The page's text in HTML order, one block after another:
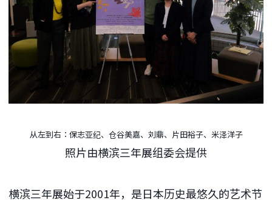
从左到右：保志亚纪、仓谷美嘉、刘鼎、片田裕子、米泽洋子
照片由横滨三年展组委会提供
横滨三年展始于2001年，是日本历史最悠久的艺术节